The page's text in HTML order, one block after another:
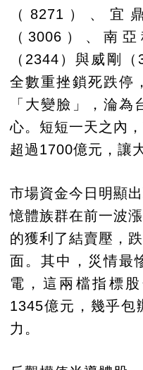
（8271）、宜
（3006）、南
（2344）與威剛
全數重挫鎖死跌停
「大變臉」，淪
心。短短一天之內
超過1700億元，讓
市場資金今日明顯
憶體族群在前一波
的獲利了結賣壓，
面。其中，災情最
電，這兩檔指標
1345億元，幾乎包
力。